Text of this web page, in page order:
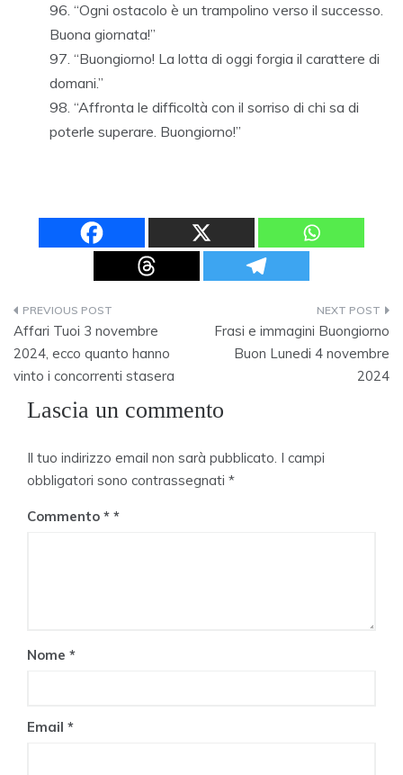
“Ogni ostacolo è un trampolino verso il successo.
Buona giornata!”
“Buongiorno! La lotta di oggi forgia il carattere di
domani.”
“Affronta le difficoltà con il sorriso di chi sa di
poterle superare. Buongiorno!”
Navigazione
articoli
Affari Tuoi 3 novembre
2024, ecco quanto hanno
vinto i concorrenti stasera
Frasi e immagini Buongiorno
Buon Lunedi 4 novembre
2024
Lascia un commento
Il tuo indirizzo email non sarà pubblicato. I campi
obbligatori sono contrassegnati *
Commento *
Nome *
Email *